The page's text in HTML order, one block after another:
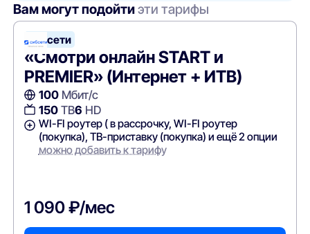
Вам могут подойтиэти тарифы
Сибсети
«Смотри онлайн START и
PREMIER» (Интернет + ИТВ)
100Мбит/с
150ТВ6 HD
WI-FI роутер ( в рассрочку, WI-FI роутер
(покупка), ТВ-приставку (покупка) и ещё 2 опции
можно добавить к тарифу
1 090 ₽/мес